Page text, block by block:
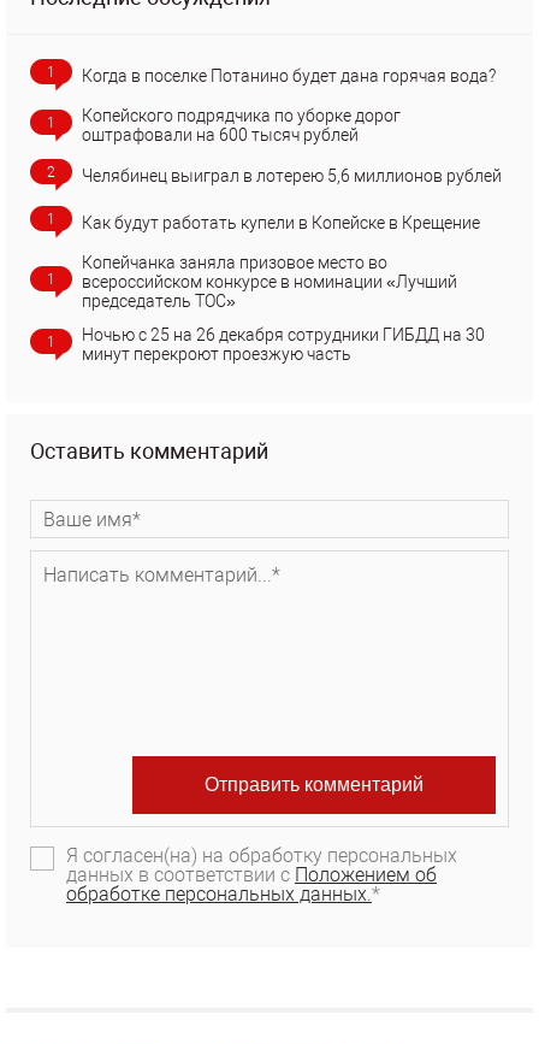
1 Когда в поселке Потанино будет дана горячая вода?
1
Копейского подрядчика по уборке дорог
оштрафовали на 600 тысяч рублей
2 Челябинец выиграл в лотерею 5,6 миллионов рублей
1 Как будут работать купели в Копейске в Крещение
1
Копейчанка заняла призовое место во
всероссийском конкурсе в номинации «Лучший
председатель ТОС»
1
Ночью с 25 на 26 декабря сотрудники ГИБДД на 30
минут перекроют проезжую часть
Оставить комментарий
Я согласен(на) на обработку персональных
данных в соответствии с Положением об
обработке персональных данных.*